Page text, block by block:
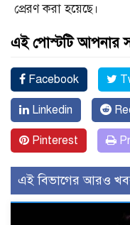
প্রেরণ করা হয়েছে।
এই পোস্টটি আপনার
Facebook
Linkedin
Pinterest
এই বিভাগের আরও